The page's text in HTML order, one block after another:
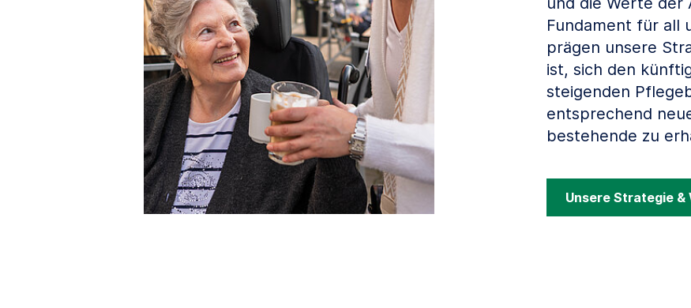
Fundament für all
prägen unsere
ist, sich den
steigenden
entsprechend
bestehende zu
Unsere Strategie